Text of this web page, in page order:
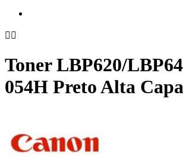
 
Toner LBP620/
054H Preto Alta